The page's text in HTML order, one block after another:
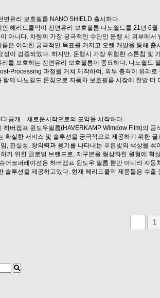
면유리 보호필름 NANO SHIELD 출시하다.
헤리드콜막이 전면유리 보호필름 나노쉴드를 21년 6
아니다. 차량의 가장 궁극적인 수단인 운행 시 외부에
은 이러한 궁극적인 목표를 가지고 오랜 개발을 통해
성이 검증되었다. 하지만, 운행시 가장 위험한 스톤칩
를 보호하는 전면유리 보호필름이 중요하다. 나노쉴
Processing 과정을 거쳐 제작하여, 외부 충격이 유리
함께 나노쉴드 론칭으로 자동차 보호필름 시장에 한발
공개... 새로운시작으로의 도약을 시작하다.
하버캠프 윈도우필름(HAVERKAMP Wimdow Film)의
확실한 서비스 및 솔루션을 궁극적으로 제공하기 위한
, 진실성, 창의력과 용기를 나타내는 푸른빛의 색상을
기 위한 글로벌 브랜드로, 지구본을 형상화한 원형에
어코퍼레이션은 하버캠프 윈도우 필름 뿐만 아니라 자
솔루션을 제공하고있다. 현재 헤리드콜막 제품들은 수
1